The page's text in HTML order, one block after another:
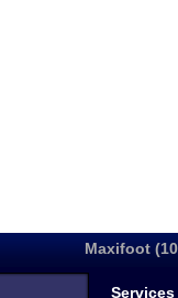
Maxifoot